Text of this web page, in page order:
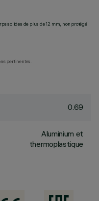
solides de plus de 12 mm, non protégé
pertinentes.
0.69
Aluminium et
thermoplastique